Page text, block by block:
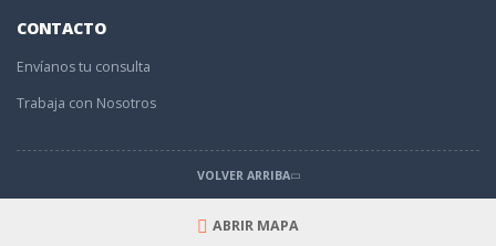
CONTACTO
Envíanos tu consulta
Trabaja con Nosotros
VOLVER ARRIBA
ABRIR MAPA